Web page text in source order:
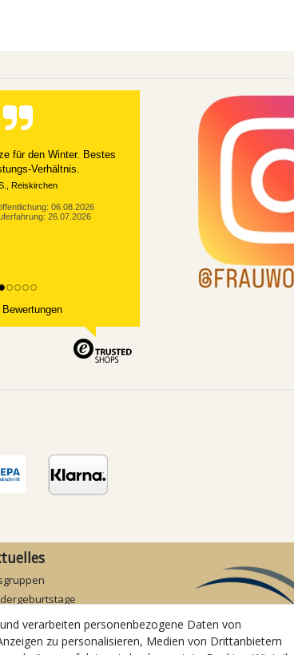
geklappt
21.07.2026
Bewertungen
verarbeiten personenbezogene Daten von
zu personalisieren, Medien von Drittanbietern